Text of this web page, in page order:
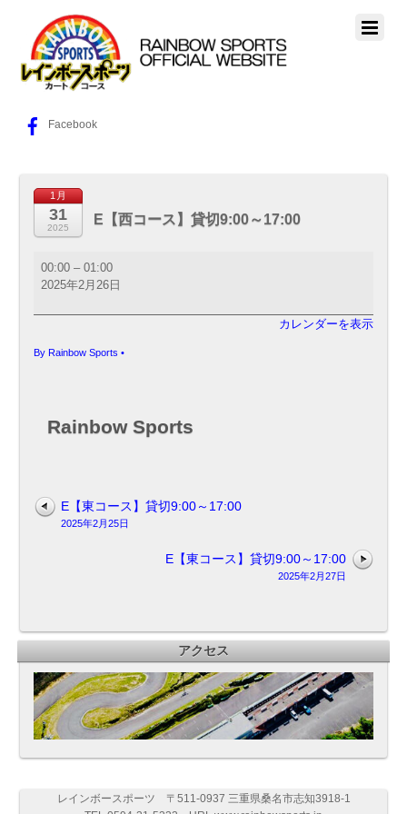
Facebook
1月
31
2025
E【西コース】貸切9:00～17:00
コ
ー
9:00
00:00 –01:00
2025年2月26日
カレンダーを表示
By Rainbow Sports •
Rainbow Sports
E【東コース】貸切9:00～17:00
2025年2月25日
E【東コース】貸切9:00～17:00
2025年2月27日
アクセス
レインボースポーツ 〒511-0937 三重県桑名市志知3918-1